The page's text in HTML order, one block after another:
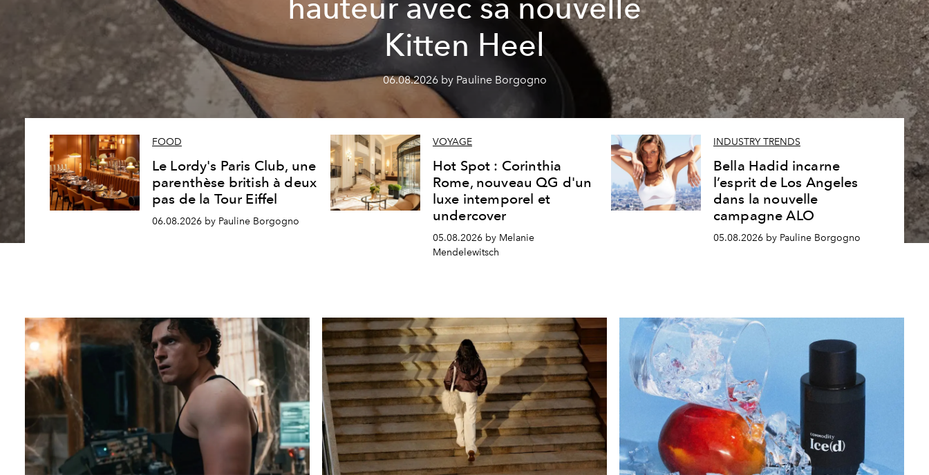
hauteur avec sa nouvelle
Kitten Heel
06.08.2026 by Pauline Borgogno
FOOD
Le Lordy's Paris Club, une
parenthèse british à deux
pas de la Tour Eiffel
06.08.2026 by Pauline Borgogno
VOYAGE
Hot Spot : Corinthia
Rome, nouveau QG d'un
luxe intemporel et
undercover
05.08.2026 by Melanie
Mendelewitsch
INDUSTRY TRENDS
Bella Hadid incarne
l’esprit de Los Angeles
dans la nouvelle
campagne ALO
05.08.2026 by Pauline Borgogno